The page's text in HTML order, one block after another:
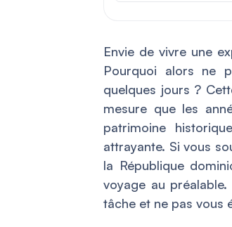
Envie de vivre une
Pourquoi alors ne
quelques jours ?
mesure que les
patrimoine
attrayante. Si vous
la République
voyage au
tâche et ne pas vous